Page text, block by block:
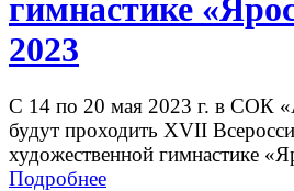
гимнастике
2023
С 14 по 20 мая 2023 г. в СОК
будут проходить XVII
художественной гимнастике
Подробнее